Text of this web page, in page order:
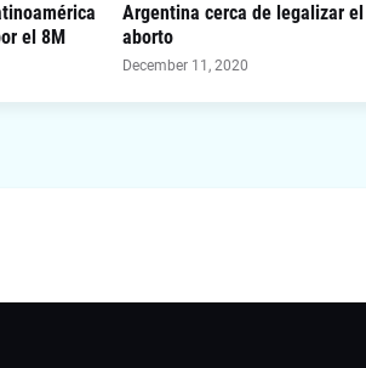
el 8M
Argentina cerca de legalizar el
aborto
December 11, 2020